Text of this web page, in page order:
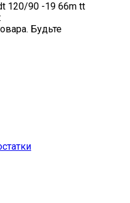
120/90 -19 66m tt
Будьте